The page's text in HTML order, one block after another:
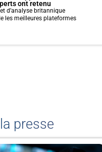
ont retenu
d’analyse britannique
les meilleures plateformes
presse